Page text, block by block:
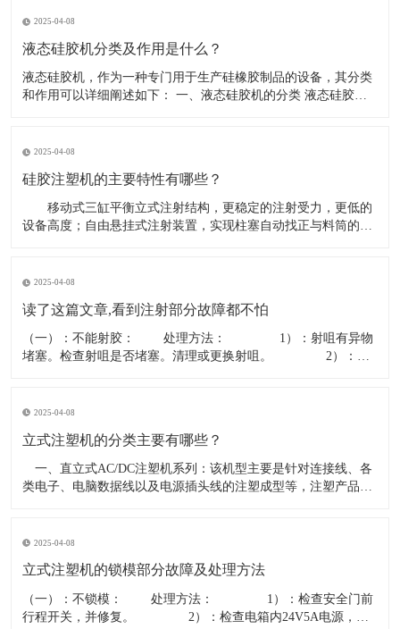
2025-04-08
液态硅胶机分类及作用是什么？
液态硅胶机，作为一种专门用于生产硅橡胶制品的设备，其分类
和作用可以详细阐述如下： 一、液态硅胶机的分类 液态硅胶机
射成型机：又称垂直注射成型机，采用液态硅胶在垂直状态
2025-04-08
硅胶注塑机的主要特性有哪些？
移动式三缸平衡立式注射结构，更稳定的注射受力，更低的
设备高度；自由悬挂式注射装置，实现柱塞自动找正与料筒的对
定缸型三缸平衡注射，精密、稳定、安全，是成型精密橡胶制品
2025-04-08
读了这篇文章,看到注射部分故障都不怕
（一）：不能射胶： 处理方法： 1）：射咀有异物
堵塞。检查射咀是否堵塞。清理或更换射咀。 2）：分
2025-04-08
立式注塑机的分类主要有哪些？
一、直立式AC/DC注塑机系列：该机型主要是针对连接线、各
类电子、电脑数据线以及电源插头线的注塑成型等，注塑产品精
各厂家机型的具体容模量，配置等有异，在选购前一定要求厂家
2025-04-08
立式注塑机的锁模部分故障及处理方法
（一）：不锁模： 处理方法： 1）：检查安全门前
行程开关，并修复。 2）：检查电箱内24V5A电源，换